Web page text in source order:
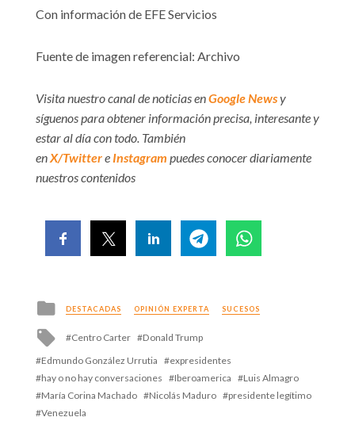
Con información de EFE Servicios
Fuente de imagen referencial: Archivo
Visita nuestro canal de noticias enGoogle Newsy
síguenos para obtener información precisa, interesante y
estar al día con todo. También
enX/Twittere Instagram puedes conocer diariamente
nuestros contenidos
Posted
in
DESTACADAS OPINIÓN EXPERTA SUCESOS
Tagged
Centro Carter
Donald Trump
Edmundo González Urrutia
expresidentes
hay o no hay conversaciones
Iberoamerica
Luis Almagro
María Corina Machado
Nicolás Maduro
presidente legítimo
Venezuela